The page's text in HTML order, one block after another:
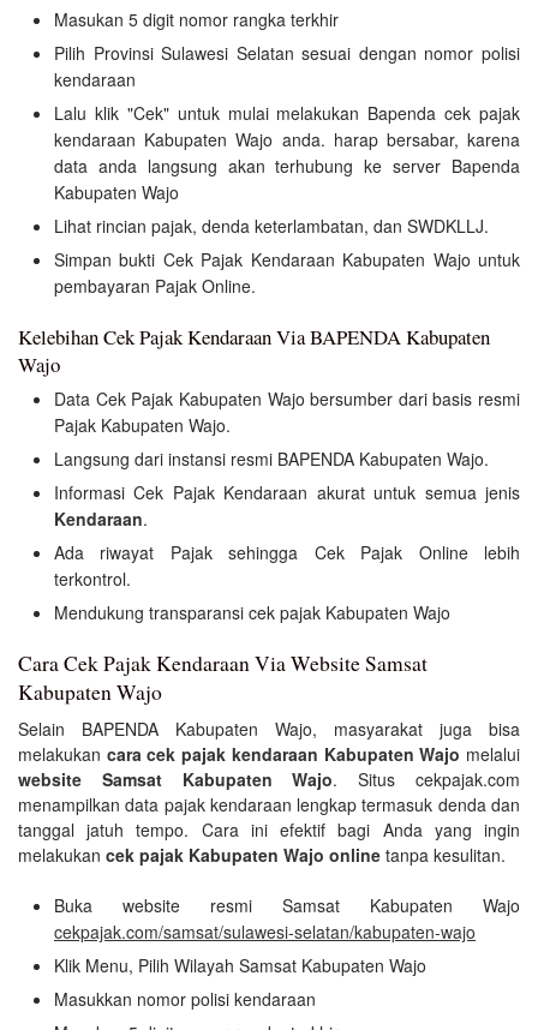
Masukan 5 digit nomor rangka terkhir
Pilih Provinsi Sulawesi Selatan sesuai dengan nomor polisi
kendaraan
Lalu klik "Cek" untuk mulai melakukan Bapenda cek pajak
kendaraan Kabupaten Wajo anda. harap bersabar, karena
data anda langsung akan terhubung ke server Bapenda
Kabupaten Wajo
Lihat rincian pajak, denda keterlambatan, dan SWDKLLJ.
Simpan bukti Cek Pajak Kendaraan Kabupaten Wajo untuk
pembayaran Pajak Online.
Kelebihan Cek Pajak Kendaraan Via BAPENDA Kabupaten
Wajo
Data Cek Pajak Kabupaten Wajo bersumber dari basis resmi
Pajak Kabupaten Wajo.
Langsung dari instansi resmi BAPENDA Kabupaten Wajo.
Informasi Cek Pajak Kendaraan akurat untuk semua jenis
Kendaraan.
Ada riwayat Pajak sehingga Cek Pajak Online lebih
terkontrol.
Mendukung transparansi cek pajak Kabupaten Wajo
Cara Cek Pajak Kendaraan Via Website Samsat
Kabupaten Wajo
Selain BAPENDA Kabupaten Wajo, masyarakat juga bisa
melakukan cara cek pajak kendaraan Kabupaten Wajo melalui
website Samsat Kabupaten Wajo. Situs cekpajak.com
menampilkan data pajak kendaraan lengkap termasuk denda dan
tanggal jatuh tempo. Cara ini efektif bagi Anda yang ingin
melakukan cek pajak Kabupaten Wajo online tanpa kesulitan.
Buka website resmi Samsat Kabupaten Wajo
cekpajak.com/samsat/sulawesi-selatan/kabupaten-wajo
Klik Menu, Pilih Wilayah Samsat Kabupaten Wajo
Masukkan nomor polisi kendaraan